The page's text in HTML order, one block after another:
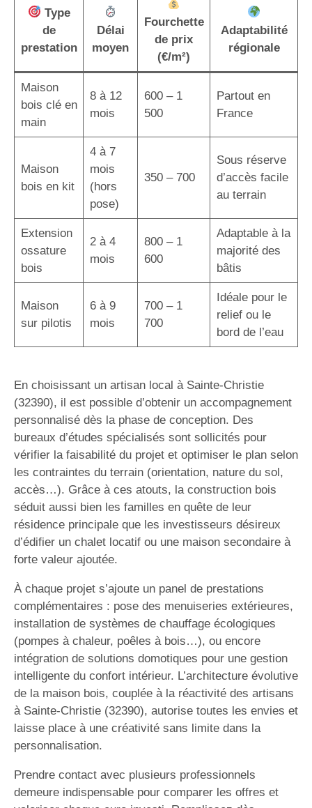
Type
de
prestation
Délai
moyen
Fourchette
de prix
(€/m²)
Adaptabilité
régionale
Maison
bois clé en
main
8 à 12
mois
600 – 1
500
Partout en
France
Maison
bois en kit
4 à 7
mois
(hors
pose)
350 – 700
Sous réserve
d’accès facile
au terrain
Extension
ossature
bois
2 à 4
mois
800 – 1
600
Adaptable à la
majorité des
bâtis
Maison
sur pilotis
6 à 9
mois
700 – 1
700
Idéale pour le
relief ou le
bord de l’eau
En choisissant un artisan local à Sainte-Christie
(32390), il est possible d’obtenir un accompagnement
personnalisé dès la phase de conception. Des
bureaux d’études spécialisés sont sollicités pour
vérifier la faisabilité du projet et optimiser le plan selon
les contraintes du terrain (orientation, nature du sol,
accès…). Grâce à ces atouts, la construction bois
séduit aussi bien les familles en quête de leur
résidence principale que les investisseurs désireux
d’édifier un chalet locatif ou une maison secondaire à
forte valeur ajoutée.
À chaque projet s’ajoute un panel de prestations
complémentaires : pose des menuiseries extérieures,
installation de systèmes de chauffage écologiques
(pompes à chaleur, poêles à bois…), ou encore
intégration de solutions domotiques pour une gestion
intelligente du confort intérieur. L’architecture évolutive
de la maison bois, couplée à la réactivité des artisans
à Sainte-Christie (32390), autorise toutes les envies et
laisse place à une créativité sans limite dans la
personnalisation.
Prendre contact avec plusieurs professionnels
demeure indispensable pour comparer les offres et